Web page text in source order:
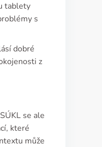
tablety
s
dobré
z
se ale
které
může